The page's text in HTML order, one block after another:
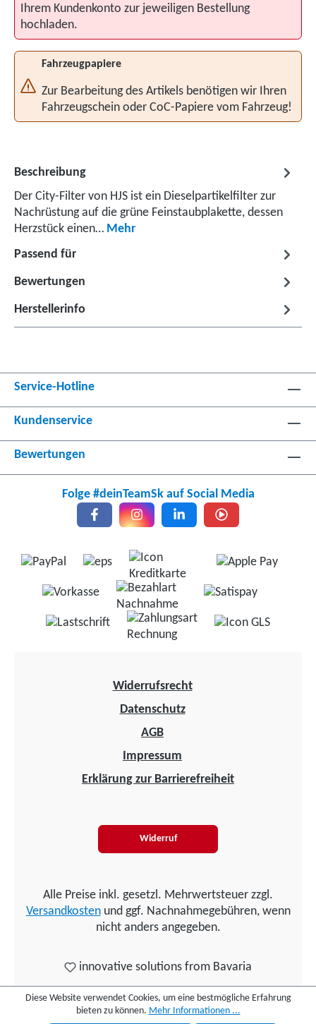
Ihrem Kundenkonto zur jeweiligen Bestellung
hochladen.
Fahrzeugpapiere
Zur Bearbeitung des Artikels benötigen wir Ihren
Fahrzeugschein oder CoC-Papiere vom Fahrzeug!
Beschreibung
Der City-Filter von HJS ist ein Dieselpartikelfilter zur
Nachrüstung auf die grüne Feinstaubplakette, dessen
Herzstück einen… Mehr
Passend für
Bewertungen
Herstellerinfo
Service-Hotline
Kundenservice
Bewertungen
Folge #deinTeamSk auf Social Media
Widerrufsrecht
Datenschutz
AGB
Impressum
Erklärung zur Barrierefreiheit
Widerruf
Alle Preise inkl. gesetzl. Mehrwertsteuer zzgl.
Versandkostenund ggf. Nachnahmegebühren, wenn
nicht anders angegeben.
innovative solutions from Bavaria
Diese Website verwendet Cookies, um eine bestmögliche Erfahrung
bieten zu können. Mehr Informationen ...